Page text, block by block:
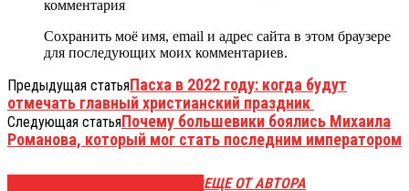
комментария
Сохранить моё имя, email и адрес сайта в этом браузере
для последующих моих комментариев.
Предыдущая статьяПасха в 2022 году: когда будут
отмечать главный христианский праздник
Следующая статьяПочему большевики боялись Михаила
Романова, который мог стать последним императором
ЕЩЕ ОТ АВТОРА